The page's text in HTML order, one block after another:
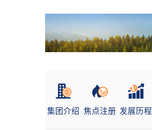
集团介绍 焦点注册 发展历程